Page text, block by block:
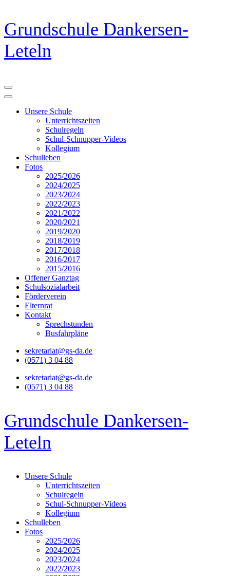
Zum
Inhalt
springen
(Eingabetaste
drücken)
Grundschule Dankersen-
Leteln
Unsere Schule
Unterrichtszeiten
Schulregeln
Schul-Schnupper-Videos
Kollegium
Schulleben
Fotos
2025/2026
2024/2025
2023/2024
2022/2023
2021/2022
2020/2021
2019/2020
2018/2019
2017/2018
2016/2017
2015/2016
Offener Ganztag
Schulsozialarbeit
Förderverein
Elternrat
Kontakt
Sprechstunden
Busfahrpläne
sekretariat@gs-da.de
(0571) 3 04 88
sekretariat@gs-da.de
(0571) 3 04 88
Grundschule Dankersen-
Leteln
Unsere Schule
Unterrichtszeiten
Schulregeln
Schul-Schnupper-Videos
Kollegium
Schulleben
Fotos
2025/2026
2024/2025
2023/2024
2022/2023